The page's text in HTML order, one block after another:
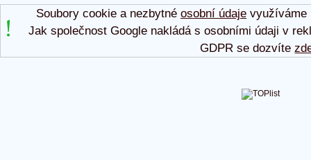
Soubory cookie a nezbytné osobní údajevyužíváme
Jak společnost Google nakládá s osobními údaji v
GDPR se dozvíte